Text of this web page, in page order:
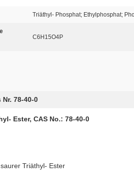
Triäthyl- Phosphat; Ethylphosphat;
C6H15O4P
Nr. 78-40-0
Ester, CAS No.: 78-40-0
Triäthyl- Ester